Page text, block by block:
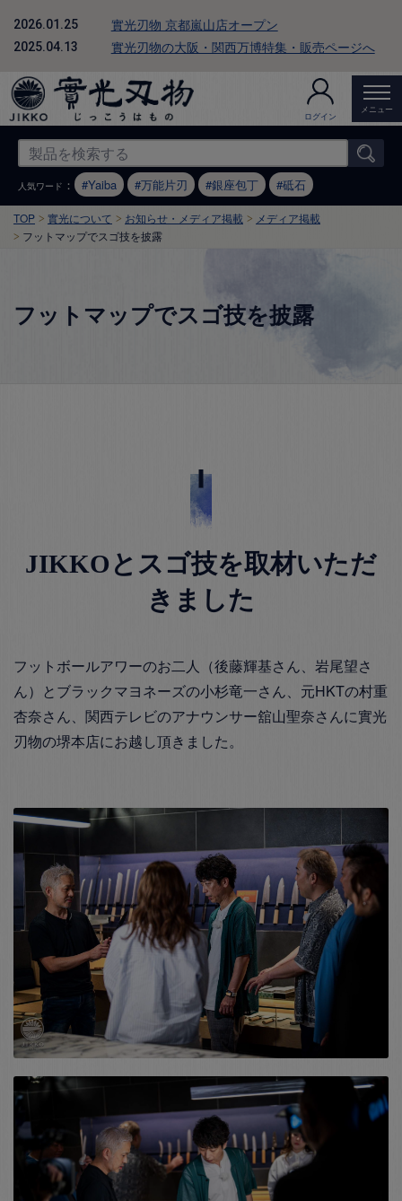
2026.01.25 實光刃物 京都嵐山店オープン
2025.04.13 實光刃物の大阪・関西万博特集・販売ページへ
ログイン
メニュー
人気ワード ： Yaiba 万能片刃 銀座包丁 砥石
TOP 實光について お知らせ・メディア掲載
メディア掲載
フットマップでスゴ技を披露
フットマップでスゴ技を披露
JIKKOとスゴ技を取材いただ
きました
フットボールアワーのお二人（後藤輝基さん、岩尾望さ
ん）とブラックマヨネーズの小杉竜一さん、元HKTの村重
杏奈さん、関西テレビのアナウンサー舘山聖奈さんに實光
刃物の堺本店にお越し頂きました。